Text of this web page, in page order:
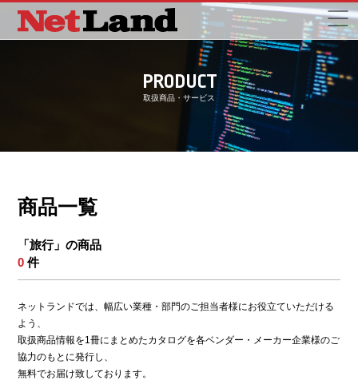
PRODUCT
取扱商品・サービス
商品一覧
「旅行」の商品
0 件
ネットランドでは、幅広い業種・部門のご担当者様にお役立ていただける
よう、
取扱商品情報を1冊にまとめたカタログを各ベンダー・メーカー企業様のご
協力のもとに発行し、
無料でお届け致しております。